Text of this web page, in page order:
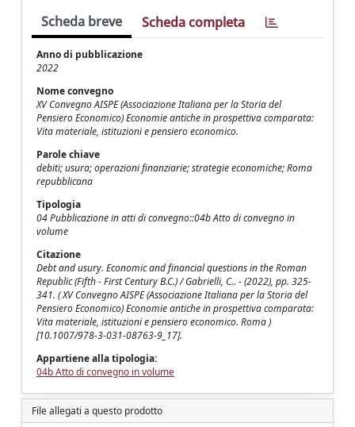
Scheda breve Scheda completa
Anno di pubblicazione
2022
Nome convegno
XV Convegno AISPE (Associazione Italiana per la Storia del
Pensiero Economico) Economie antiche in prospettiva comparata:
Vita materiale, istituzioni e pensiero economico.
Parole chiave
debiti; usura; operazioni finanziarie; strategie economiche; Roma
repubblicana
Tipologia
04 Pubblicazione in atti di convegno::04b Atto di convegno in
volume
Citazione
Debt and usury. Economic and financial questions in the Roman
Republic (Fifth - First Century B.C.) / Gabrielli, C.. - (2022), pp. 325-
341. ( XV Convegno AISPE (Associazione Italiana per la Storia del
Pensiero Economico) Economie antiche in prospettiva comparata:
Vita materiale, istituzioni e pensiero economico. Roma )
[10.1007/978-3-031-08763-9_17].
Appartiene alla tipologia:
04b Atto di convegno in volume
File allegati a questo prodotto